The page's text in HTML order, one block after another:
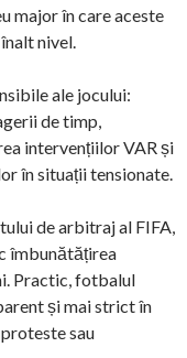
major în care aceste
nivel.
ale jocului:
de timp,
intervențiilor VAR și
în situații tensionate.
de arbitraj al FIFA,
îmbunătățirea
Practic, fotbalul
și mai strict în
sau